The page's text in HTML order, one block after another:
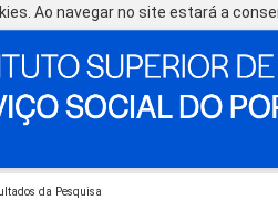
Ao navegar no site estará a
da Pesquisa